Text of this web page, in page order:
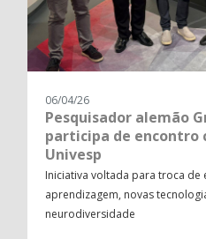
06/04/26
Pesquisador alemão
participa de encontro
Univesp
Iniciativa voltada para troca de
aprendizagem, novas
neurodiversidade